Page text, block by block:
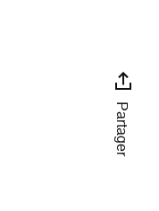
Partager